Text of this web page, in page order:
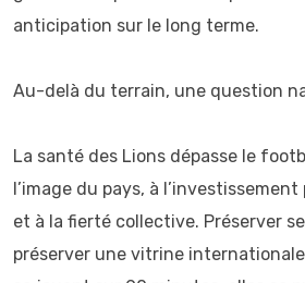
anticipation sur le long terme.
Au-delà du terrain, une question
La santé des Lions dépasse le
l’image du pays, à
et à la fierté collective. Préserver
préserver une vitrine